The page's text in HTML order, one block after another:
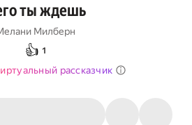
ты ждешь
Милберн
👍 1
рассказчик